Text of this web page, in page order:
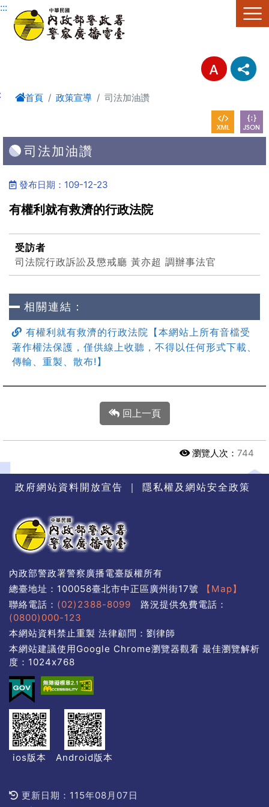
進入內容區塊
:::
首頁 政策宣導 司法加油讚
司法加油讚
發布日期：109-12-23
有權利就有救濟的行政法院
受訪者
司法院行政訴訟及懲戒廳 黃亦超 調辦事法官
相關連結：
有權利就有救濟的行政法院【本網站上所有音檔受
著作權法保護，僅供線上收聽，不得以任何形式下載、
傳輸、重製、散布!】
回上一頁
瀏覽人次： 744
政府網站資料開放宣告 ｜ 隱私權及網站安全政策
內政部警政署警察廣播電臺版權所有
總臺地址：100058臺北市中正區廣州街17號
【Map】
聯絡電話： (02)2388-8099 路況提供免費電話：
(0800)000-123
本網站資料禁止重製 法律顧問：劉律師
本網站建議使用Google Chrome瀏覽器觀看 最佳瀏覽解析
度：1024x768
ios版本 Android版本
更新日期：115年08月07日